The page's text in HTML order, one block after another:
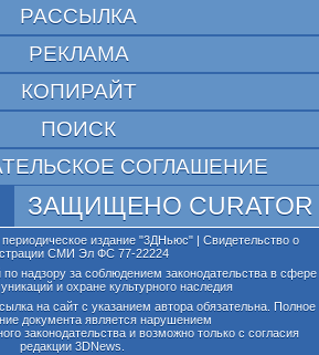
РАССЫЛКА
РЕКЛАМА
КОПИРАЙТ
ПОИСК
СОГЛАШЕНИЕ
ЗАЩИЩЕНО CURATOR
издание "3ДНьюс" | Свидетельство о
СМИ Эл ФС 77-22224
надзору за соблюдением законодательства в сфере
и охране культурного наследия
на сайт с указанием автора обязательна. Полное
документа является нарушением
законодательства и возможно только с согласия
редакции 3DNews.